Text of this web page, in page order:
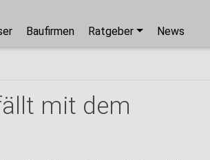
Haushersteller für Ihr
Baufirmen Ratgeber News
mit dem